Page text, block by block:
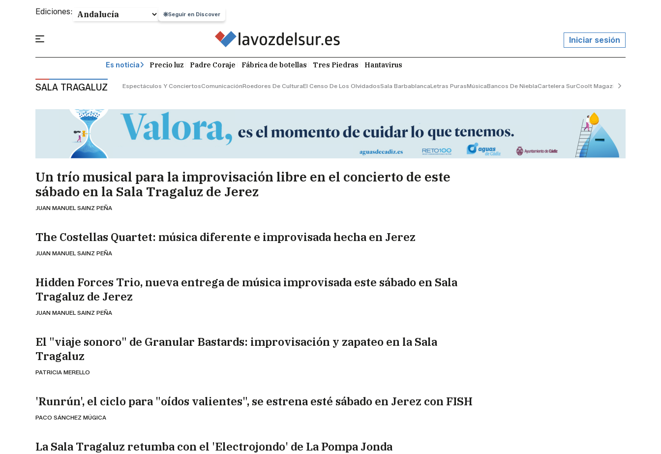
Ediciones: Seguir en Discover
Iniciar sesión
Es noticia Precio luz Padre Coraje Fábrica de botellas Tres Piedras Hantavirus
SALA TRAGALUZ Espectáculos Y ConciertosComunicaciónRoedores De CulturaEl Censo De Los OlvidadosSala BarbablancaLetras PurasMúsicaBancos De NieblaCartelera SurCoolt Magazine
Un trío musical para la improvisación libre en el concierto de este
sábado en la Sala Tragaluz de Jerez
JUAN MANUEL SAINZ PEÑA
The Costellas Quartet: música diferente e improvisada hecha en Jerez
JUAN MANUEL SAINZ PEÑA
Hidden Forces Trio, nueva entrega de música improvisada este sábado en Sala
Tragaluz de Jerez
JUAN MANUEL SAINZ PEÑA
El "viaje sonoro" de Granular Bastards: improvisación y zapateo en la Sala
Tragaluz
PATRICIA MERELLO
'Runrún', el ciclo para "oídos valientes", se estrena esté sábado en Jerez con FISH
PACO SÁNCHEZ MÚGICA
La Sala Tragaluz retumba con el 'Electrojondo' de La Pompa Jonda